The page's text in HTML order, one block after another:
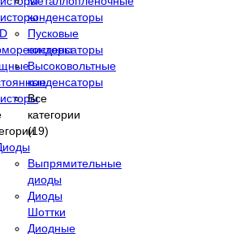
конденсаторы
Пусковые
конденсаторы
Высоковольтные
конденсаторы
Все
категории
(19)
Выпрямительные
диоды
Диоды
Шоттки
Диодные